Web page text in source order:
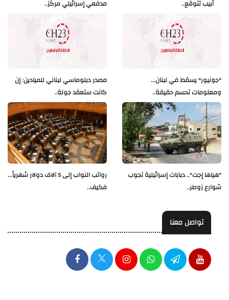
مدفعي إسرائيلي مركّز.. أبيب تتوقع..
مصدر دبلوماسي لبناني للميادين: إن
كانت ستعقد جولة..
"جونيور" يسقط في لبنان...
ومعلومات تحسم حقيقة..
رواتب النواب إلى 5 آلاف دولار شهرياً...
فكيف..
"هياها إجت".. دبابات إسرائيلية تجوب
شوارع زوطر..
تواصل معنا